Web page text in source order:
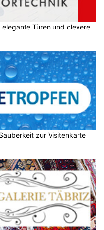
Türen und clevere
zur Visitenkarte